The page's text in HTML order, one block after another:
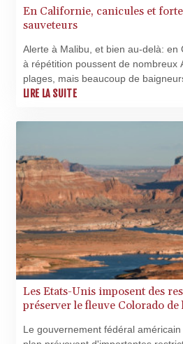
En Californie, canicules et
sauveteurs
Alerte à Malibu, et bien au-delà: en
à répétition poussent de nombreux
plages, mais beaucoup de
cause des fortes houles déferlant
LIRE LA SUITE
Les Etats-Unis imposent des
préserver le fleuve Colorado de
Le gouvernement fédéral